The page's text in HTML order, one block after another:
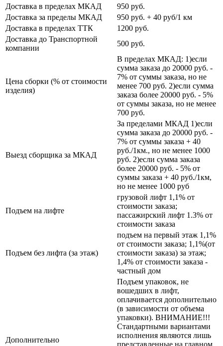
Доставка в пределах МКАД
950 руб.
Доставка за пределы МКАД
950 руб. + 40 руб/1 км
Доставка в пределах ТТК
1200 руб.
Доставка до Транспортной
компании
500 руб.
Цена сборки (% от стоимости
изделия)
В пределах МКАД: 1)если
сумма заказа до 20000 руб. -
7% от суммы заказа, но не
менее 700 руб. 2)если сумма
заказа более 20000 руб. - 5%
от суммы заказа, но не менее
700 руб.
Выезд сборщика за МКАД
За пределами МКАД 1)если
сумма заказа до 20000 руб. -
7% от суммы заказа + 40
руб./1км., но не менее 1000
руб. 2)если сумма заказа
более 20000 руб. - 5% от
суммы заказа + 40 руб./1км,
но не менее 1000 руб
Подъем на лифте
грузовой лифт 1,1% от
стоимости заказа;
пассажирский лифт 1.3% от
стоимости заказа
Подъем без лифта (за этаж)
подъем на первый этаж 1,1%
от стоимости заказа; 1,1%(от
стоимости заказа) за этаж;
1,4% от стоимости заказа -
частный дом
Дополнительно
Подъем упаковок, не
вошедших в лифт,
оплачивается дополнительно
(в зависимости от объема
упаковки). ВНИМАНИЕ!!!
Стандартными вариантами
исполнения являются лишь
представленные на главном